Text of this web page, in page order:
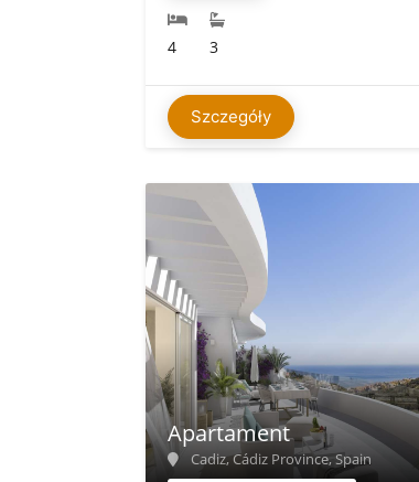
4 3
Szczegóły
Apartament
Cadiz, Cádiz Province, Spain